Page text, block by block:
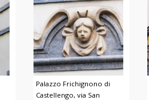
Palazzo Frichignono di
Castellengo, via San